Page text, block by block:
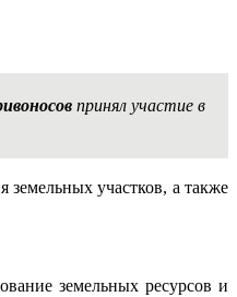
принял участие в
участков, а также
земельных ресурсов и